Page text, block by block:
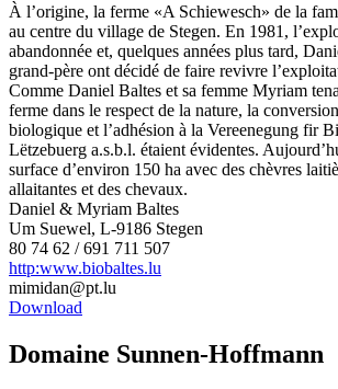
À l’origine, la ferme «A Schiewesch» de la
au centre du village de Stegen. En 1981,
abandonnée et, quelques années plus tard,
grand-père ont décidé de faire revivre
Comme Daniel Baltes et sa femme Myriam
ferme dans le respect de la nature, la
biologique et l’adhésion à la Vereenegung fir
Lëtzebuerg a.s.b.l. étaient évidentes.
surface d’environ 150 ha avec des chèvres
allaitantes et des chevaux.
Daniel & Myriam Baltes
Um Suewel, L-9186 Stegen
80 74 62 / 691 711 507
http:www.biobaltes.lu
mimidan@pt.lu
Download
Domaine Sunnen-Hoffmann